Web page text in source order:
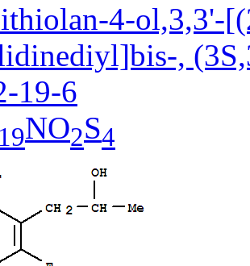
4-ol,3,3'-
,
19-6
19NO2S4